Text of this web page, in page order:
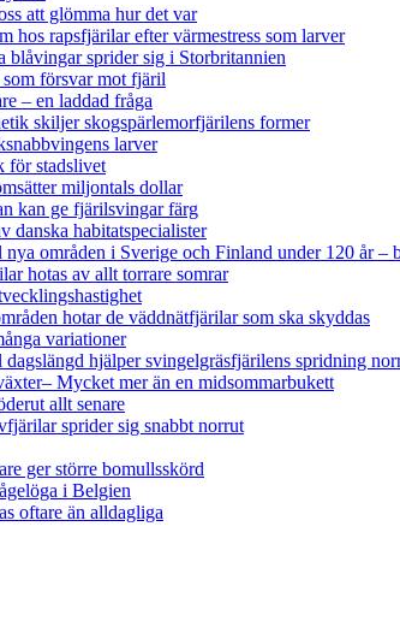
att glömma hur det var
hos rapsfjärilar efter värmestress som larver
blåvingar sprider sig i Storbritannien
försvar mot fjäril
– en laddad fråga
skiljer skogspärlemorfjärilens former
larver
för stadslivet
miljontals dollar
kan ge fjärilsvingar färg
danska habitatspecialister
områden i Sverige och Finland under 120 år–
hotas av allt torrare somrar
hotar de väddnätfjärilar som ska skyddas
variationer
dagslängd hjälper svingelgräsfjärilens spridning
Mycket mer än en midsommarbukett
allt senare
sprider sig snabbt norrut
ger större bomullsskörd
i Belgien
oftare än alldagliga